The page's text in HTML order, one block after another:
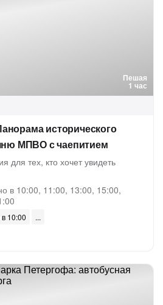
Пешая
1 час
исторического
МПВО с чаепитием
для тех, кто хочет увидеть
в 10:00, 11:00, 13:00, 15:00,
10:00